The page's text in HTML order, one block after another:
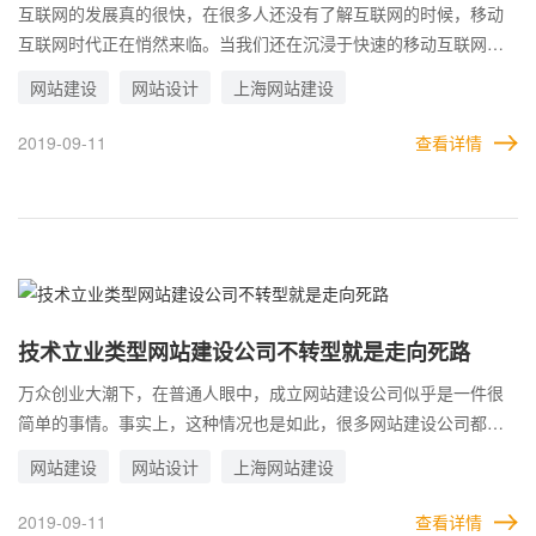
互联网的发展真的很快，在很多人还没有了解互联网的时候，移动
互联网时代正在悄然来临。当我们还在沉浸于快速的移动互联网的
但移动网站甚至APP客户端软件已经被很多公司接受。然而，面对
信息技术的飞速发展，许多网站建设公司开始欣喜若狂，甚至迷失
否是移动互联网的未来方向。结果表明，随着手持终端硬件配置的
展。然而，与移动网站相比，APP移动终端可能没有未来，5G时代
网站建设 网站设计 上海网站建设
2019-09-11 查看详情
技术立业类型网站建设公司不转型就是走向死路
万众创业大潮下，在普通人眼中，成立网站建设公司似乎是一件很
简单的事情。事实上，这种情况也是如此，很多网站建设公司都是
作行业成功的机会将越来越少。由于企业对网站建设的需求与往年
不同，简单的网站设计和制作已经无法满足企业对网络营销的需
网站建设 网站设计 上海网站建设
2019-09-11 查看详情